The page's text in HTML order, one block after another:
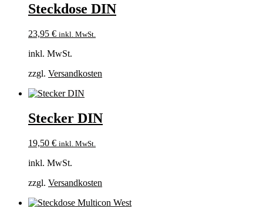
Steckdose DIN
23,95 € inkl. MwSt.
inkl. MwSt.
zzgl. Versandkosten
Stecker DIN
19,50 € inkl. MwSt.
inkl. MwSt.
zzgl. Versandkosten